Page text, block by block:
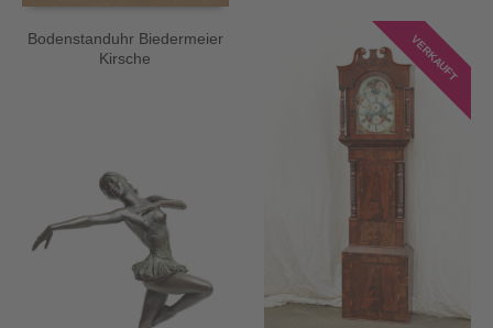
Bodenstanduhr Biedermeier
Kirsche
VERKAUFT